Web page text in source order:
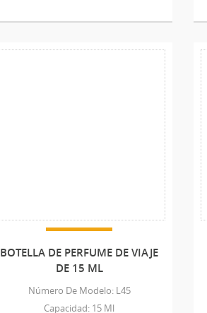
BOTELLA DE PERFUME DE VIAJE
DE 15 ML
Número De Modelo: L45
Capacidad: 15 Ml